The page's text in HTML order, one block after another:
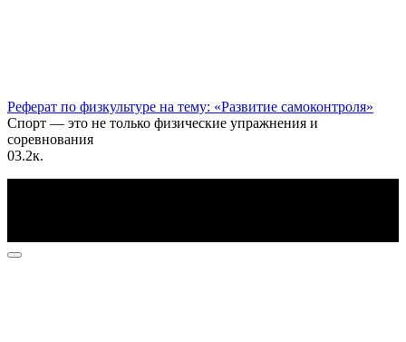
Реферат по физкультуре на тему: «Развитие самоконтроля»
Спорт — это не только физические упражнения и
соревнования
03.2к.